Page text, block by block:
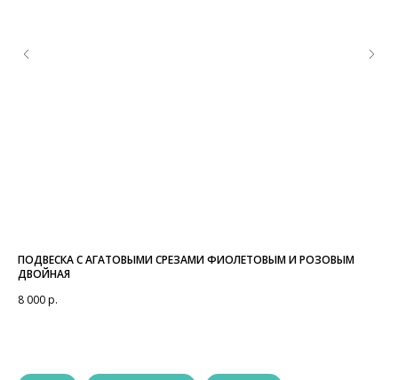
ПОДВЕСКА С АГАТОВЫМИ СРЕЗАМИ ФИОЛЕТОВЫМ И РОЗОВЫМ
ДВОЙНАЯ
8 000р.